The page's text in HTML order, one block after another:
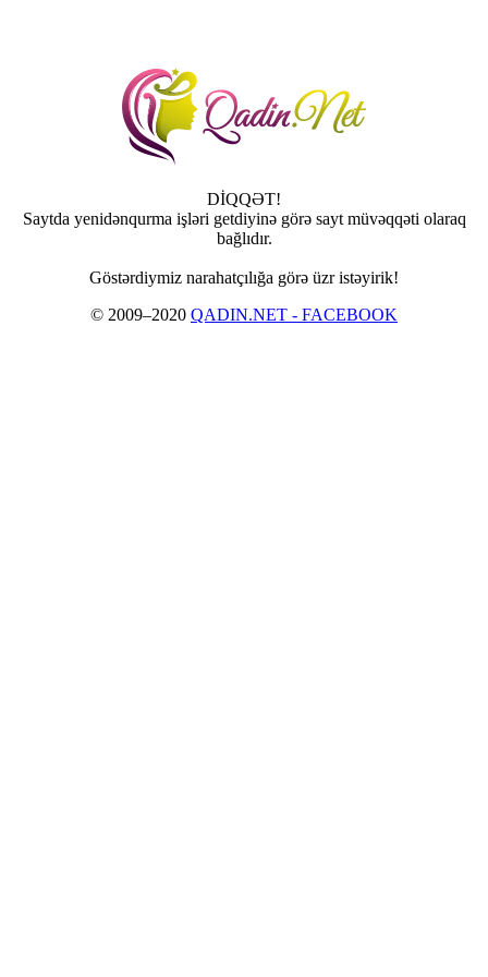
DİQQƏT!
Saytda yenidənqurma işləri getdiyinə görə sayt müvəqqəti olaraq
bağlıdır.
Göstərdiymiz narahatçılığa görə üzr istəyirik!
© 2009–2020 QADIN.NET - FACEBOOK